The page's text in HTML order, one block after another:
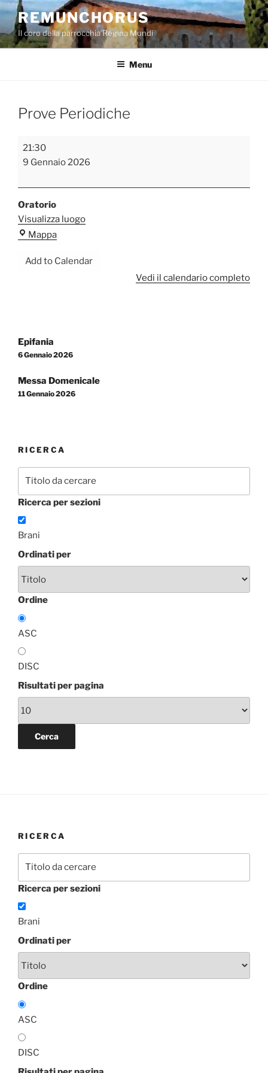
Salta
contenuto
REMUNCHORUS
Il coro della parrocchia Regina Mundi
Menu
Prove Periodiche
Prove
Periodiche
21:30
9 Gennaio 2026
Oratorio
Visualizza luogo
MappaOratorio
Add to Calendar
Vedi il calendario completo
articoli
Epifania
6 Gennaio 2026
Messa Domenicale
11 Gennaio 2026
RICERCA
Ricerca per sezioni
Brani
Ordinati per
Ordine
ASC
DISC
Risultati per pagina
RICERCA
Ricerca per sezioni
Brani
Ordinati per
Ordine
ASC
DISC